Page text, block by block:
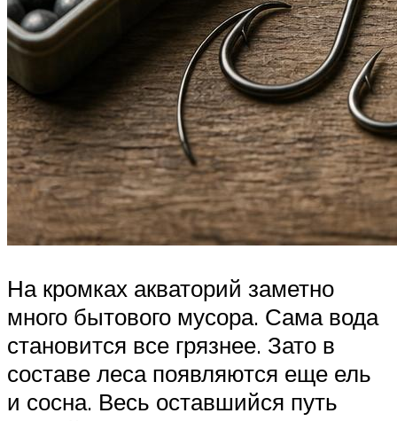
На кромках акваторий заметно
много бытового мусора. Сама вода
становится все грязнее. Зато в
составе леса появляются еще ель
и сосна. Весь оставшийся путь